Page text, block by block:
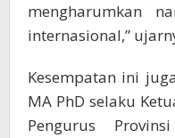
mengharumkan
internasional,”
Kesempatan ini
MA PhD selaku
Pengurus